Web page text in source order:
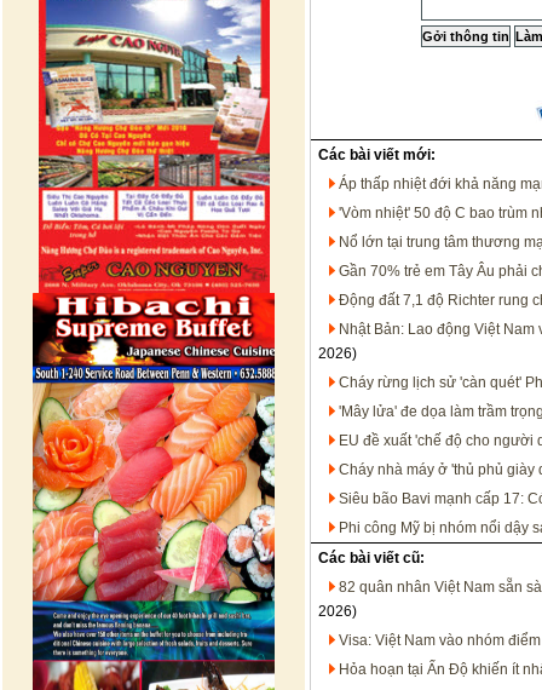
Các bài viết mới:
Áp thấp nhiệt đới khả năng
'Vòm nhiệt' 50 độ C bao trùm
Nổ lớn tại trung tâm thương
Gần 70% trẻ em Tây Âu phải
Động đất 7,1 độ Richter rung
Nhật Bản: Lao động Việt
2026)
Cháy rừng lịch sử 'càn quét'
'Mây lửa' đe dọa làm trầm
EU đề xuất 'chế độ cho người
Cháy nhà máy ở 'thủ phủ
Siêu bão Bavi mạnh cấp 17:
Phi công Mỹ bị nhóm nổi dậy
Các bài viết cũ:
82 quân nhân Việt Nam sẵn
2026)
Visa: Việt Nam vào nhóm
Hỏa hoạn tại Ấn Độ khiến ít